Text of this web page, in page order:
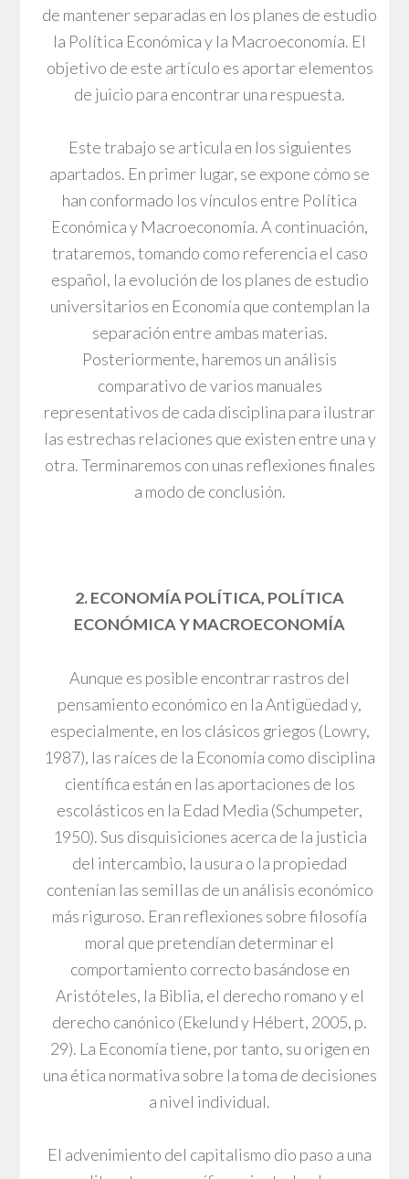
de mantener separadas en los planes de estudio
la Política Económica y la Macroeconomía. El
objetivo de este artículo es aportar elementos
de juicio para encontrar una respuesta.
Este trabajo se articula en los siguientes
apartados. En primer lugar, se expone cómo se
han conformado los vínculos entre Política
Económica y Macroeconomía. A continuación,
trataremos, tomando como referencia el caso
español, la evolución de los planes de estudio
universitarios en Economía que contemplan la
separación entre ambas materias.
Posteriormente, haremos un análisis
comparativo de varios manuales
representativos de cada disciplina para ilustrar
las estrechas relaciones que existen entre una y
otra. Terminaremos con unas reflexiones finales
a modo de conclusión.
2. ECONOMÍA POLÍTICA, POLÍTICA
ECONÓMICA Y MACROECONOMÍA
Aunque es posible encontrar rastros del
pensamiento económico en la Antigüedad y,
especialmente, en los clásicos griegos (Lowry,
1987), las raíces de la Economía como disciplina
científica están en las aportaciones de los
escolásticos en la Edad Media (Schumpeter,
1950). Sus disquisiciones acerca de la justicia
del intercambio, la usura o la propiedad
contenían las semillas de un análisis económico
más riguroso. Eran reflexiones sobre filosofía
moral que pretendían determinar el
comportamiento correcto basándose en
Aristóteles, la Biblia, el derecho romano y el
derecho canónico (Ekelund y Hébert, 2005, p.
29). La Economía tiene, por tanto, su origen en
una ética normativa sobre la toma de decisiones
a nivel individual.
El advenimiento del capitalismo dio paso a una